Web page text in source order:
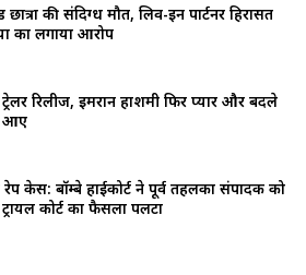
छात्रा की संदिग्ध मौत, लिव-इन पार्टनर हिरासत
का लगाया आरोप
रिलीज, इमरान हाशमी फिर प्यार और बदले
आए
केस: बॉम्बे हाईकोर्ट ने पूर्व तहलका संपादक को
ट्रायल कोर्ट का फैसला पलटा